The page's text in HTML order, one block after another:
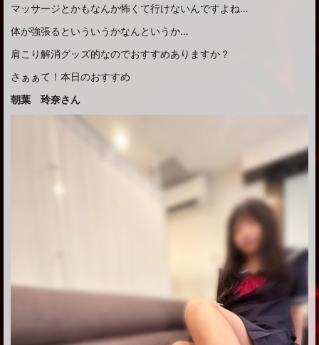
マッサージとかもなんか怖くて行けないんですよね…
体が強張るといういうかなんというか…
肩こり解消グッズ的なのでおすすめありますか？
さぁぁて！本日のおすすめ
朝葉 玲奈さん